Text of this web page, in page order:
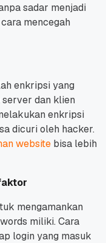
sadar menjadi
mencegah
enkripsi yang
dan klien
enkripsi
dicuri oleh hacker.
website bisa lebih
mengamankan
miliki. Cara
login yang masuk